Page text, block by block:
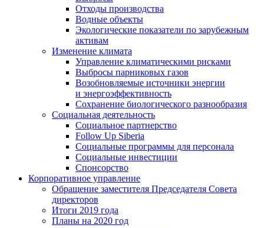
Отходы производства
Водные объекты
Экологические показатели по зарубежным
активам
Изменение климата
Управление климатическими рисками
Выбросы парниковых газов
Возобновляемые источники энергии
и энергоэффективность
Сохранение биологического разнообразия
Социальная деятельность
Социальное партнерство
Follow Up Siberia
Социальные программы для персонала
Социальные инвестиции
Спонсорство
Корпоративное управление
Обращение заместителя Председателя Совета
директоров
Итоги 2019 года
Планы на 2020 год